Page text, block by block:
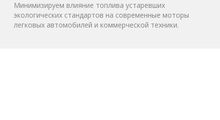
Минимизируем влияние топлива устаревших
экологических стандартов на современные моторы
легковых автомобилей и коммерческой техники.